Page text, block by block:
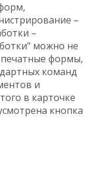
–
–
можно не
формы,
команд
и
в карточке
кнопка